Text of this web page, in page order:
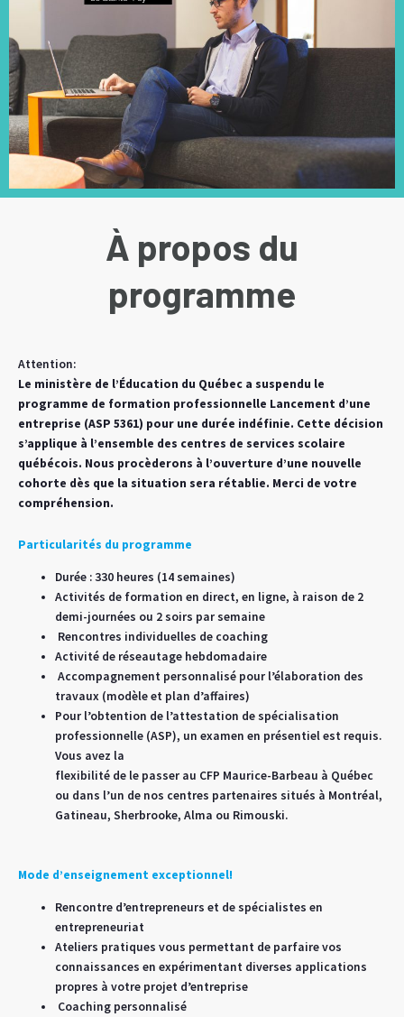
À propos du
programme
Attention:
Le ministère de l’Éducation du Québec a suspendu le
programme de formation professionnelle Lancement d’une
entreprise (ASP 5361) pour une durée indéfinie. Cette décision
s’applique à l’ensemble des centres de services scolaire
québécois. Nous procèderons à l’ouverture d’une nouvelle
cohorte dès que la situation sera rétablie. Merci de votre
compréhension.
Particularités du programme
Durée : 330 heures (14 semaines)
Activités de formation en direct, en ligne, à raison de 2
demi-journées ou 2 soirs par semaine
Rencontres individuelles de coaching
Activité de réseautage hebdomadaire
Accompagnement personnalisé pour l’élaboration des
travaux (modèle et plan d’affaires)
Pour l’obtention de l’attestation de spécialisation
professionnelle (ASP), un examen en présentiel est requis.
Vous avez la
flexibilité de le passer au CFP Maurice-Barbeau à Québec
ou dans l’un de nos centres partenaires situés à Montréal,
Gatineau, Sherbrooke, Alma ou Rimouski.
Mode d’enseignement exceptionnel!
Rencontre d’entrepreneurs et de spécialistes en
entrepreneuriat
Ateliers pratiques vous permettant de parfaire vos
connaissances en expérimentant diverses applications
propres à votre projet d’entreprise
Coaching personnalisé